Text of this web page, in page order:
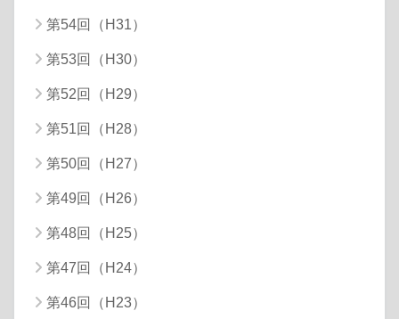
第54回（H31）
第53回（H30）
第52回（H29）
第51回（H28）
第50回（H27）
第49回（H26）
第48回（H25）
第47回（H24）
第46回（H23）